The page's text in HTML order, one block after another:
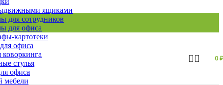
ящиками
для сотрудников
для офиса
картотеки
офиса
стулья
офиса
мебели
0